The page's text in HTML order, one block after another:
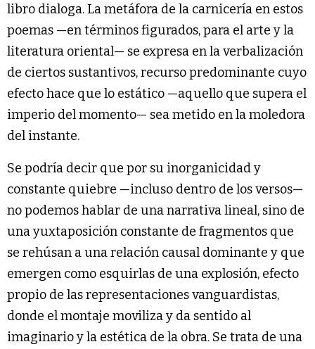
libro dialoga. La metáfora de la carnicería en estos
poemas —en términos figurados, para el arte y la
literatura oriental— se expresa en la verbalización
de ciertos sustantivos, recurso predominante cuyo
efecto hace que lo estático —aquello que supera el
imperio del momento— sea metido en la moledora
del instante.
Se podría decir que por su inorganicidad y
constante quiebre —incluso dentro de los versos—
no podemos hablar de una narrativa lineal, sino de
una yuxtaposición constante de fragmentos que
se rehúsan a una relación causal dominante y que
emergen como esquirlas de una explosión, efecto
propio de las representaciones vanguardistas,
donde el montaje moviliza y da sentido al
imaginario y la estética de la obra. Se trata de una